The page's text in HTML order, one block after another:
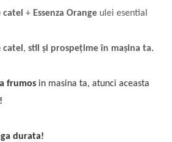
catel + Essenza Orange ulei esential
catel, stil și prospețime în mașina ta.
frumos in masina ta, atunci aceasta
durata!